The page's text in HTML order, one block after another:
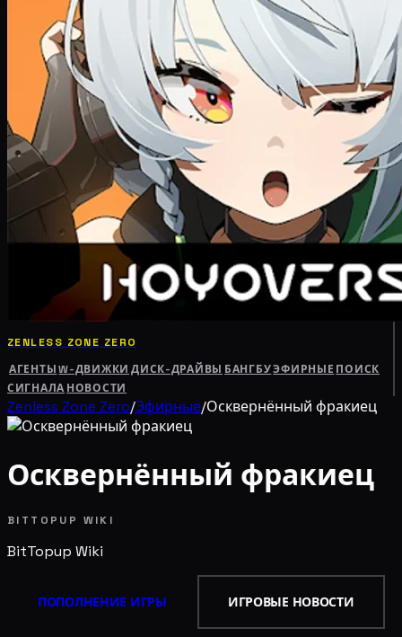
ZENLESS ZONE ZERO
АГЕНТЫ W-ДВИЖКИ ДИСК-ДРАЙВЫ БАНГБУЭФИРНЫЕ ПОИСК
СИГНАЛА НОВОСТИ
Zenless Zone Zero/Эфирные/Осквернённый фракиец
Осквернённый фракиец
BITTOPUP WIKI
BitTopup Wiki
ПОПОЛНЕНИЕ ИГРЫ ИГРОВЫЕ НОВОСТИ